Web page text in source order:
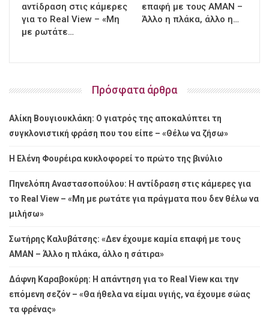
αντίδραση στις κάμερες
για το Real View – «Μη
με ρωτάτε…
επαφή με τους ΑΜΑΝ –
Άλλο η πλάκα, άλλο η…
Πρόσφατα άρθρα
Αλίκη Βουγιουκλάκη: Ο γιατρός της αποκαλύπτει τη
συγκλονιστική φράση που του είπε – «Θέλω να ζήσω»
Η Ελένη Φουρέιρα κυκλοφορεί το πρώτο της βινύλιο
Πηνελόπη Αναστασοπούλου: Η αντίδραση στις κάμερες για
το Real View – «Μη με ρωτάτε για πράγματα που δεν θέλω να
μιλήσω»
Σωτήρης Καλυβάτσης: «Δεν έχουμε καμία επαφή με τους
ΑΜΑΝ – Άλλο η πλάκα, άλλο η σάτιρα»
Δάφνη Καραβοκύρη: Η απάντηση για το Real View και την
επόμενη σεζόν – «Θα ήθελα να είμαι υγιής, να έχουμε σώας
τα φρένας»